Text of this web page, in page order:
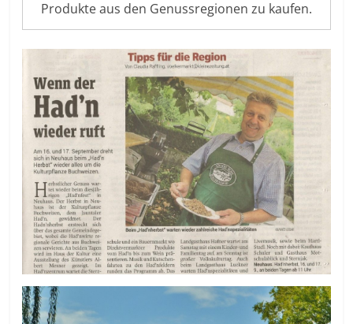
Produkte aus den Genussregionen zu kaufen.